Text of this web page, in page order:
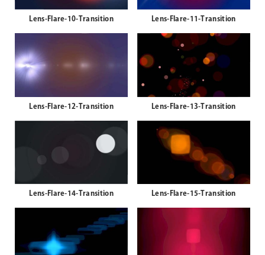
Lens-Flare-10-Transition Lens-Flare-11-Transition
Lens-Flare-12-Transition Lens-Flare-13-Transition
Lens-Flare-14-Transition Lens-Flare-15-Transition